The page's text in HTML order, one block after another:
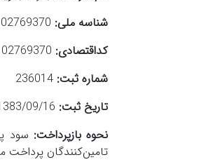
شناسه ملی:
کداقتصادی:
شماره ثبت: 236014
تاریخ ثبت: 09/16
نحوه بازپرداخت: سود
تامین‌کنندگان پرداخت